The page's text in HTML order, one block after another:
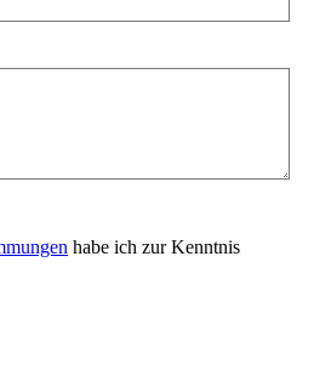
habe ich zur Kenntnis